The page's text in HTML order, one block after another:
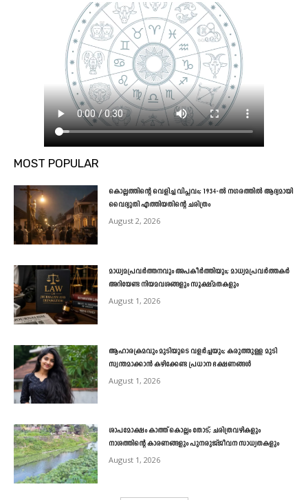
MOST POPULAR
കൊല്ലത്തിന്റെ വെളിച്ച വിപ്ലവം; 1934-ൽ നഗരത്തിൽ ആദ്യമായി
വൈദ്യുതി എത്തിയതിന്റെ ചരിത്രം
August 2, 2026
മാധ്യമപ്രവർത്തനവും അപകീർത്തിയും; മാധ്യമപ്രവർത്തകർ
അറിയേണ്ട നിയമവശങ്ങളും സൂക്ഷ്മതകളും
August 1, 2026
ആഹാരക്രമവും മുടിയുടെ വളർച്ചയും; കരുത്തുള്ള മുടി
സ്വന്തമാക്കാൻ കഴിക്കേണ്ട പ്രധാന ഭക്ഷണങ്ങൾ
August 1, 2026
ശാപമോക്ഷം കാത്ത് കൊല്ലം തോട്; ചരിത്രവഴികളും
നാശത്തിന്റെ കാരണങ്ങളും പുനരുജ്ജീവന സാധ്യതകളും
August 1, 2026